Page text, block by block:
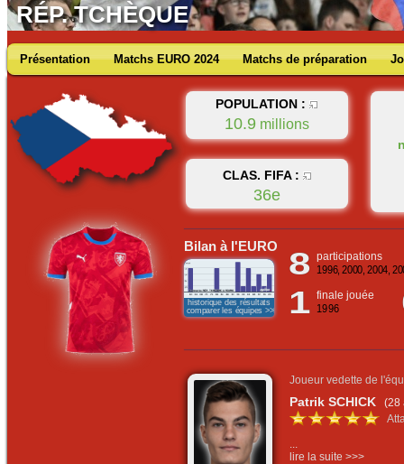
RÉP. TCHÈQUE
Présentation Matchs EURO 2024 Matchs de préparation
POPULATION :
10.9millions
CLAS. FIFA :
36e
Bilan à l'EURO
historique des résultats
comparer les équipes >>>
8
participations
1996, 2000, 2004,
1
finale jouée
1996
Joueur vedette de
Patrik SCHICK (28
...
lire la suite >>>